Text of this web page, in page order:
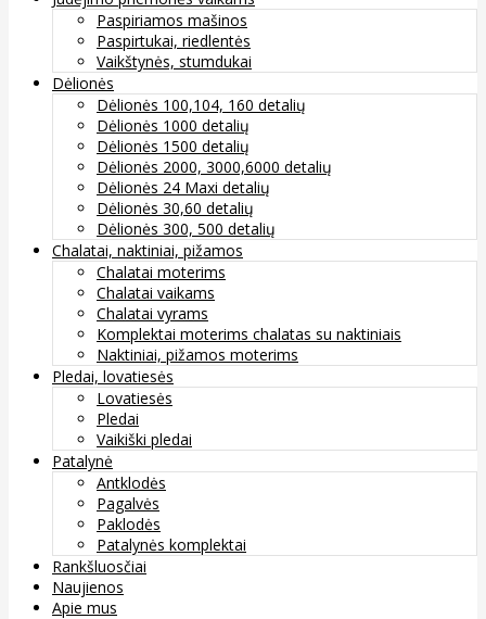
Paspiriamos mašinos
Paspirtukai, riedlentės
Vaikštynės, stumdukai
Dėlionės
Dėlionės 100,104, 160 detalių
Dėlionės 1000 detalių
Dėlionės 1500 detalių
Dėlionės 2000, 3000,6000 detalių
Dėlionės 24 Maxi detalių
Dėlionės 30,60 detalių
Dėlionės 300, 500 detalių
Chalatai, naktiniai, pižamos
Chalatai moterims
Chalatai vaikams
Chalatai vyrams
Komplektai moterims chalatas su naktiniais
Naktiniai, pižamos moterims
Pledai, lovatiesės
Lovatiesės
Pledai
Vaikiški pledai
Patalynė
Antklodės
Pagalvės
Paklodės
Patalynės komplektai
Rankšluosčiai
Naujienos
Apie mus